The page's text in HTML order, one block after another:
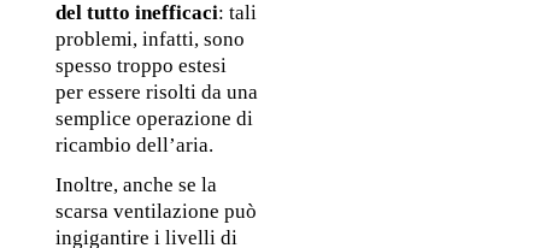
del tutto inefficaci: tali
problemi, infatti, sono
spesso troppo estesi
per essere risolti da una
semplice operazione di
ricambio dell’aria.
Inoltre, anche se la
scarsa ventilazione può
ingigantire i livelli di